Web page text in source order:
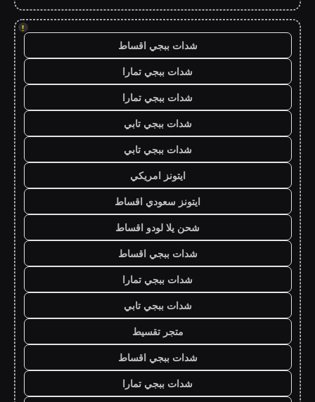
!
شدات ببجي اقساط
شدات ببجي تمارا
شدات ببجي تمارا
شدات ببجي تابي
شدات ببجي تابي
ايتونز امريكي
ايتونز سعودي اقساط
شحن يلا لودو اقساط
شدات ببجي اقساط
شدات ببجي تمارا
شدات ببجي تابي
متجر تقسيط
شدات ببجي اقساط
شدات ببجي تمارا